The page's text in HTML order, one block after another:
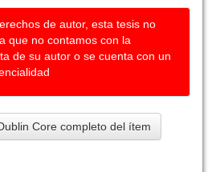
de autor, esta tesis no
que no contamos con la
de su autor o se cuenta con un
Core completo del ítem